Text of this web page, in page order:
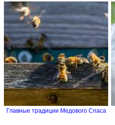
Главные традиции Медового Спаса